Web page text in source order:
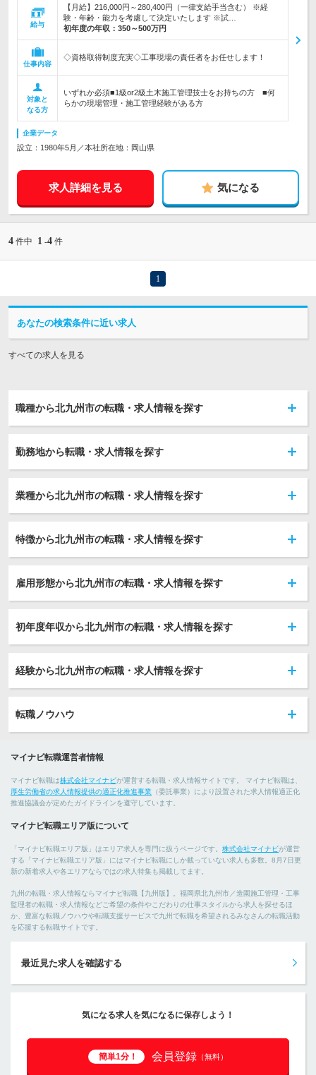
給与
【月給】216,000円～280,400円（一律支給手当含む） ※経
験・年齢・能力を考慮して決定いたします ※試…
初年度の年収： 350～500万円
仕事内容
◇資格取得制度充実◇工事現場の責任者をお任せします！
対象と
なる方
いずれか必須■1級or2級土木施工管理技士をお持ちの方 ■何
らかの現場管理・施工管理経験がある方
企業データ
設立：1980年5月／本社所在地：岡山県
求人詳細を見る 気になる
4 件中 1 -4 件
1
あなたの検索条件に近い求人
すべての求人を見る
職種から北九州市の転職・求人情報を探す
勤務地から転職・求人情報を探す
業種から北九州市の転職・求人情報を探す
特徴から北九州市の転職・求人情報を探す
雇用形態から北九州市の転職・求人情報を探す
初年度年収から北九州市の転職・求人情報を探す
経験から北九州市の転職・求人情報を探す
転職ノウハウ
マイナビ転職運営者情報
マイナビ転職は株式会社マイナビが運営する転職・求人情報サイトです。 マイナビ転職は、
厚生労働省の求人情報提供の適正化推進事業 （委託事業）により設置された求人情報適正化
推進協議会が定めたガイドラインを遵守しています。
マイナビ転職エリア版について
「マイナビ転職エリア版」はエリア求人を専門に扱うページです。 株式会社マイナビが運営
する「マイナビ転職エリア版」にはマイナビ転職にしか載っていない求人も多数。8月7日更
新の新着求人や各エリアならではの求人特集も掲載してます。
九州の転職・求人情報ならマイナビ転職【九州版】。福岡県北九州市／造園施工管理・工事
監理者の転職・求人情報などご希望の条件やこだわりの仕事スタイルから求人を探せるほ
か、豊富な転職ノウハウや転職支援サービスで九州で転職を希望されるみなさんの転職活動
を応援する転職サイトです。
最近見た求人を確認する
気になる求人を気になるに保存しよう！
簡単1分！ 会員登録 （無料）